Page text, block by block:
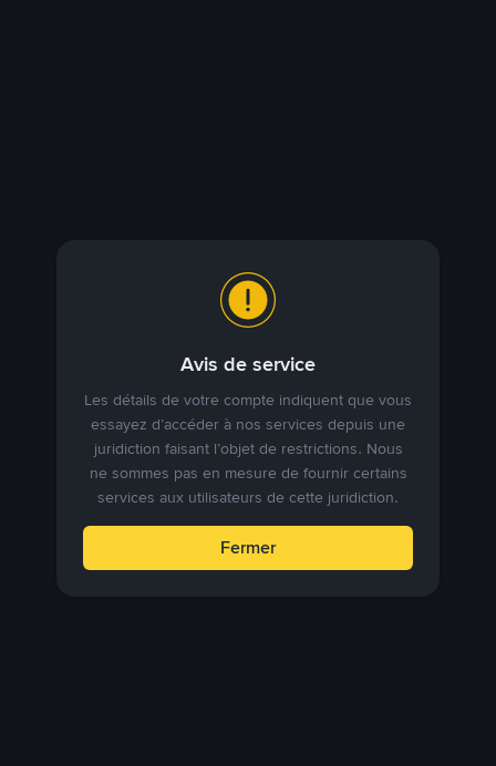
Avis de service
Les détails de votre compte indiquent que vous
essayez d’accéder à nos services depuis une
juridiction faisant l’objet de restrictions. Nous
ne sommes pas en mesure de fournir certains
services aux utilisateurs de cette juridiction.
Fermer